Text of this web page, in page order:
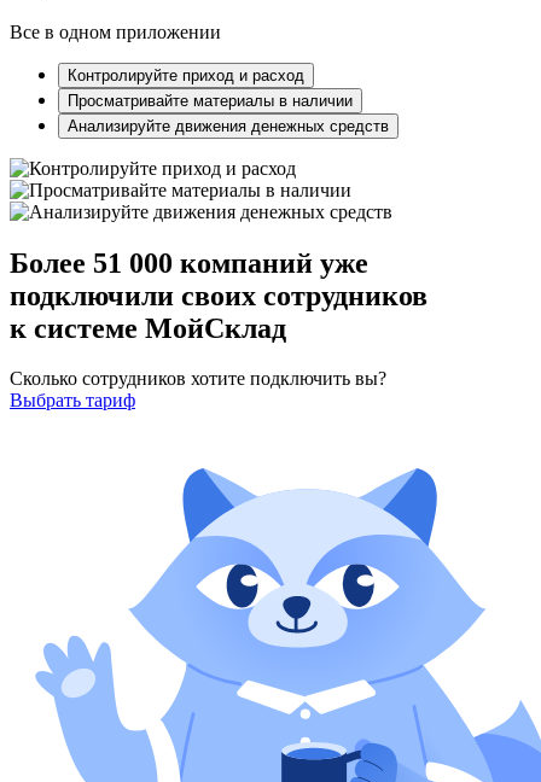
Все в одном приложении
Контролируйте приход и расход
Просматривайте материалы в наличии
Анализируйте движения денежных средств
Более 51 000 компаний уже
подключили своих сотрудников
к системе МойСклад
Сколько сотрудников хотите подключить вы?
Выбрать тариф